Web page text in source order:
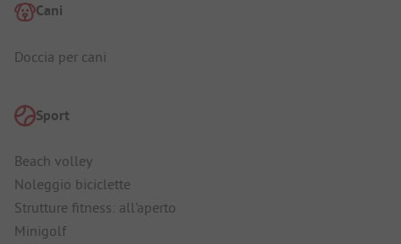
Cani
Doccia per cani
Sport
Beach volley
Noleggio biciclette
Strutture fitness: all'aperto
Minigolf